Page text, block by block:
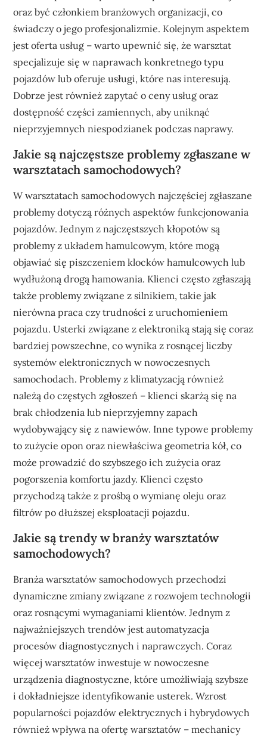
oraz być członkiem branżowych organizacji, co
świadczy o jego profesjonalizmie. Kolejnym aspektem
jest oferta usług – warto upewnić się, że warsztat
specjalizuje się w naprawach konkretnego typu
pojazdów lub oferuje usługi, które nas interesują.
Dobrze jest również zapytać o ceny usług oraz
dostępność części zamiennych, aby uniknąć
nieprzyjemnych niespodzianek podczas naprawy.
Jakie są najczęstsze problemy zgłaszane w
warsztatach samochodowych?
W warsztatach samochodowych najczęściej zgłaszane
problemy dotyczą różnych aspektów funkcjonowania
pojazdów. Jednym z najczęstszych kłopotów są
problemy z układem hamulcowym, które mogą
objawiać się piszczeniem klocków hamulcowych lub
wydłużoną drogą hamowania. Klienci często zgłaszają
także problemy związane z silnikiem, takie jak
nierówna praca czy trudności z uruchomieniem
pojazdu. Usterki związane z elektroniką stają się coraz
bardziej powszechne, co wynika z rosnącej liczby
systemów elektronicznych w nowoczesnych
samochodach. Problemy z klimatyzacją również
należą do częstych zgłoszeń – klienci skarżą się na
brak chłodzenia lub nieprzyjemny zapach
wydobywający się z nawiewów. Inne typowe problemy
to zużycie opon oraz niewłaściwa geometria kół, co
może prowadzić do szybszego ich zużycia oraz
pogorszenia komfortu jazdy. Klienci często
przychodzą także z prośbą o wymianę oleju oraz
filtrów po dłuższej eksploatacji pojazdu.
Jakie są trendy w branży warsztatów
samochodowych?
Branża warsztatów samochodowych przechodzi
dynamiczne zmiany związane z rozwojem technologii
oraz rosnącymi wymaganiami klientów. Jednym z
najważniejszych trendów jest automatyzacja
procesów diagnostycznych i naprawczych. Coraz
więcej warsztatów inwestuje w nowoczesne
urządzenia diagnostyczne, które umożliwiają szybsze
i dokładniejsze identyfikowanie usterek. Wzrost
popularności pojazdów elektrycznych i hybrydowych
również wpływa na ofertę warsztatów – mechanicy